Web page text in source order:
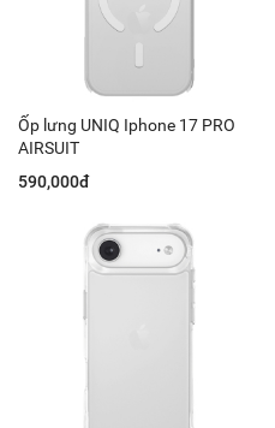
Ốp lưng UNIQ Iphone 17 PRO
AIRSUIT
590,000đ